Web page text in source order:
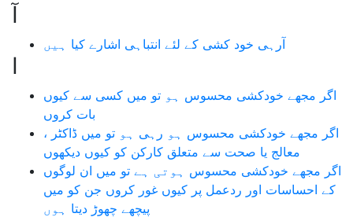
آ
آرہی خود کشی کے لئے انتباہی اشارے کیا ہیں
ا
اگر مجھے خودکشی محسوس ہو تو میں کسی سے کیوں
بات کروں
اگر مجھے خودکشی محسوس ہو رہی ہو تو میں ڈاکٹر ،
معالج یا صحت سے متعلق کارکن کو کیوں دیکھوں
اگر مجھے خودکشی محسوس ہوتی ہے تو میں ان لوگوں
کے احساسات اور ردعمل پر کیوں غور کروں جن کو میں
پیچھے چھوڑ دیتا ہوں